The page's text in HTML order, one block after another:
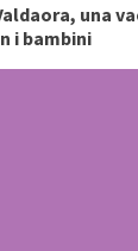
una
i bambini